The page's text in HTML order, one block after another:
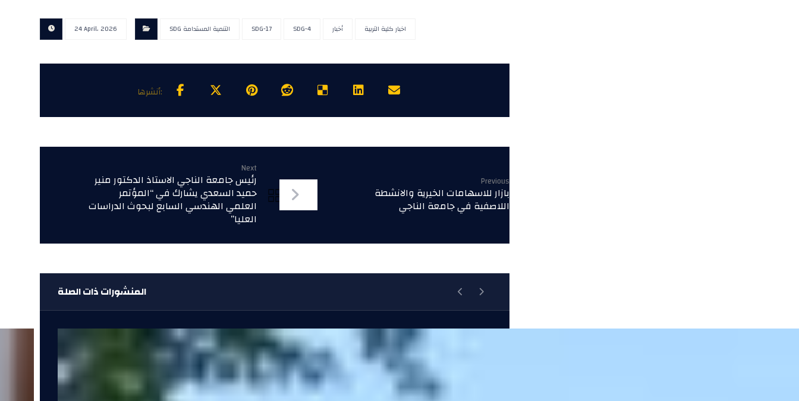
24 April، 2026 SDG التنمية المستدامة SDG-17 SDG-4 أخبار اخبار كلية التربية
Previous
بازار للاسهامات الخيرية والانشطة
اللاصفية في جامعة الناجي
Next
رئيس جامعة الناجي الاستاذ الدكتور منير
حميد السعدي يشارك في “المؤتمر
العلمي الهندسي السابع لبحوث الدراسات
العليا”
المنشورات ذات الصلة